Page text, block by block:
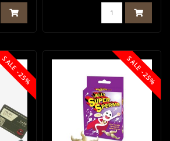
SALE -25% SALE -25%